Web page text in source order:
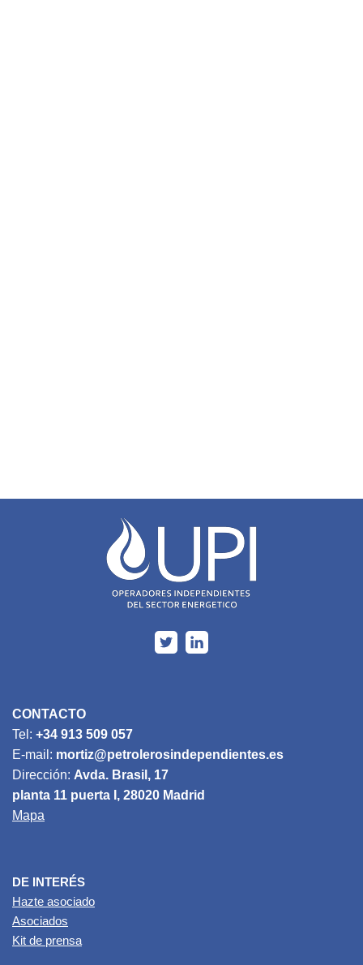
CONTACTO
Tel: +34 913 509 057
E-mail: mortiz@petrolerosindependientes.es
Dirección: Avda. Brasil, 17
planta 11 puerta I, 28020 Madrid
Mapa
DE INTERÉS
Hazte asociado
Asociados
Kit de prensa